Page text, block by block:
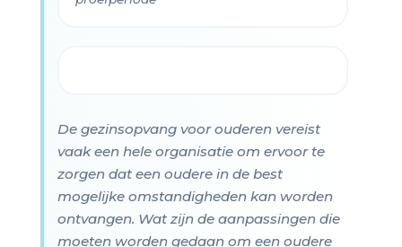
De gezinsopvang voor ouderen vereist
vaak een hele organisatie om ervoor te
zorgen dat een oudere in de best
mogelijke omstandigheden kan worden
ontvangen. Wat zijn de aanpassingen die
moeten worden gedaan om een oudere